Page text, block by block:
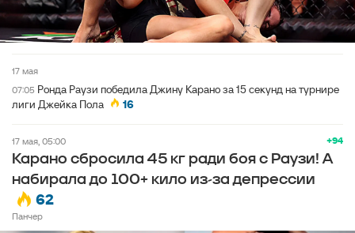
17 мая
07:05 Ронда Раузи победила Джину Карано за 15 секунд на турнире
лиги Джейка Пола
16
+94
17 мая, 05:00
Карано сбросила 45 кг ради боя с Раузи! А
набирала до 100+ кило из-за депрессии
62
Панчер